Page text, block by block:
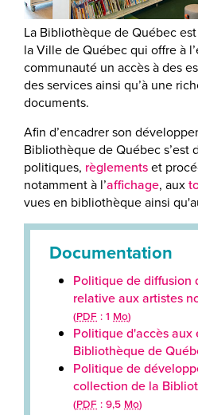
La Bibliothèque de Québec
la Ville de Québec qui offre à
communauté un accès à des
des services ainsi qu’à une
documents.
Afin d’encadrer son
Bibliothèque de Québec s’est
politiques, règlementset
notamment à l’affichage, aux
vues en bibliothèque ainsi
Documentation
Politique de diffusion
relative aux artistes
(PDF : 1Mo)
Politique d'accès aux
Bibliothèque de
Politique de
collection de la
(PDF : 9,5Mo)